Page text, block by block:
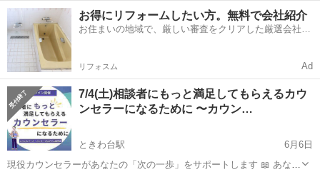
る」 「もっとこうなったらいいのに…」 もし今、そう感じているな
ら、それはあなたが「今より良い自分になりたい」と願っている証拠
かもしれません。 ...
東京 板橋区 ときわ台駅 その他
お得にリフォームしたい方。無料で会社紹介
お住まいの地域で、厳しい審査をクリアした厳選会社を
リフォスム Ad
7/4(土)相談者にもっと満足してもらえるカウ
ンセラーになるために 〜カウン…
ときわ台駅
6月6日
現役カウンセラーがあなたの「次の一歩」をサポートします 📖 あなた